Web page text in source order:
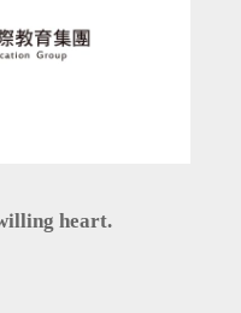
heart.